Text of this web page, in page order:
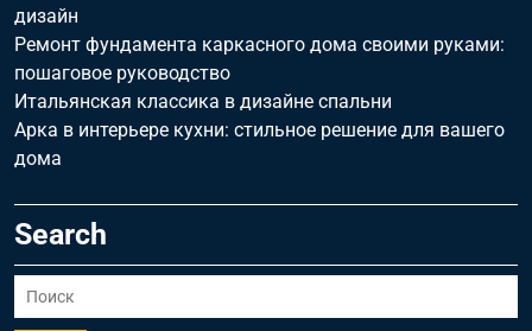
дизайн
Ремонт фундамента каркасного дома своими руками:
пошаговое руководство
Итальянская классика в дизайне спальни
Арка в интерьере кухни: стильное решение для вашего
дома
Search